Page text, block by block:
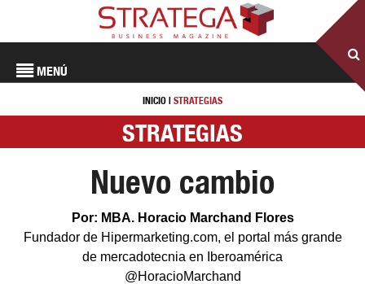
MENÚ
INICIO | STRATEGIAS
STRATEGIAS
Nuevo cambio
Por: MBA. Horacio Marchand Flores
Fundador de Hipermarketing.com, el portal más grande
de mercadotecnia en Iberoamérica
@HoracioMarchand